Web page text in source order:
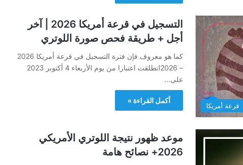
قرعة أمريكا
التسجيل في قرعة أمريكا 2026 | آخر
أجل + طريقة فحص صورة اللوتري
كما هو معروف فإن فترة التسجيل في قرعة أمريكا 2026
– 2026انطلقت اعتبارا من يوم الأربعاء 4 أكتوبر 2023
على…
أكمل القراءة »
موعد ظهور نتيجة اللوتري الأمريكي
2026+ نصائح هامة